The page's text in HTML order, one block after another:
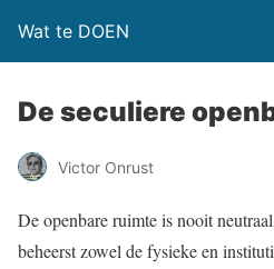
Wat te DOEN
De seculiere
Victor Onrust
De openbare ruimte is nooit
beheerst zowel de fysieke en